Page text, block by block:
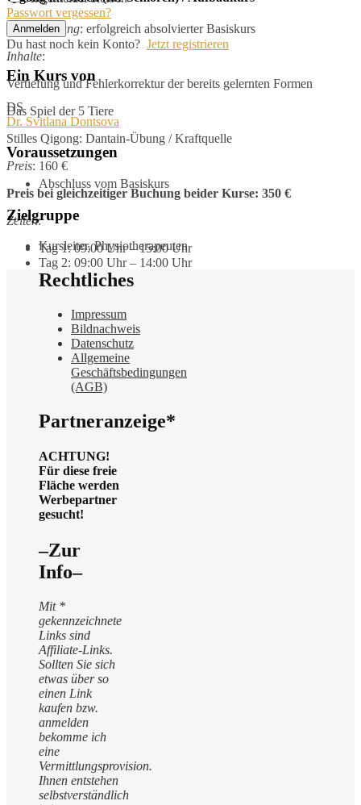
Voraussetzung: erfolgreich absolvierter Basiskurs
Inhalte:
Vertiefung und Fehlerkorrektur der bereits gelernten Formen
Das Spiel der 5 Tiere
Stilles Qigong: Dantain-Übung / Kraftquelle
Preis: 160 €
Preis bei gleichzeitiger Buchung beider Kurse: 350 €
Zeiten:
Tag 1: 09:00 Uhr – 15:00 Uhr
Tag 2: 09:00 Uhr – 14:00 Uhr
Passwort vergessen?
Anmelden
Du hast noch kein Konto? Jetzt registrieren
Ein Kurs von
DS
Dr. Svitlana Dontsova
Voraussetzungen
Abschluss vom Basiskurs
Zielgruppe
Kursleiter, Physiotherapeuten
Rechtliches
Impressum
Bildnachweis
Datenschutz
Allgemeine
Geschäftsbedingungen
(AGB)
Partneranzeige*
ACHTUNG!
Für diese freie
Fläche werden
Werbepartner
gesucht!
–Zur
Info–
Mit *
gekennzeichnete
Links sind
Affiliate-Links.
Sollten Sie sich
etwas über so
einen Link
kaufen bzw.
anmelden
bekomme ich
eine
Vermittlungsprovision.
Ihnen entstehen
selbstverständlich